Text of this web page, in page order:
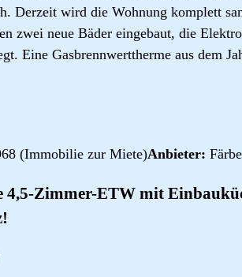
Derzeit wird die Wohnung komplett
zwei neue Bäder eingebaut, die
Eine Gasbrennwerttherme aus dem
(Immobilie zur Miete)Anbieter:
4,5-Zimmer-ETW mit